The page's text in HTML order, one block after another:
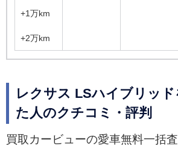
+1万km
+2万km
レクサス LSハイブリッド
た人のクチコミ・評判
買取カービューの愛車無料一括